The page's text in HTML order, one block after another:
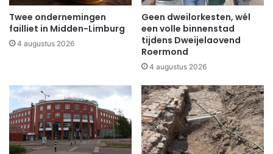
Twee ondernemingen
failliet in Midden-Limburg
4 augustus 2026
Geen dweilorkesten, wél
een volle binnenstad
tijdens Dweijelaovend
Roermond
4 augustus 2026